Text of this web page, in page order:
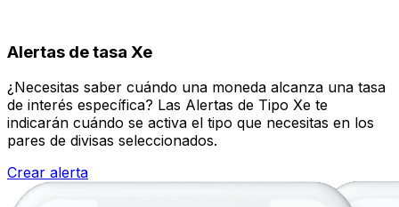
Alertas de tasa Xe
¿Necesitas saber cuándo una moneda alcanza una tasa
de interés específica? Las Alertas de Tipo Xe te
indicarán cuándo se activa el tipo que necesitas en los
pares de divisas seleccionados.
Crear alerta